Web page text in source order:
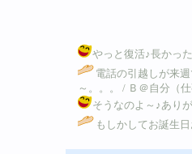
やっと復活♪長かっ
電話の引越しが来
～。。。 / Ｂ＠自分（
そうなのよ～♪あり
もしかしてお誕生